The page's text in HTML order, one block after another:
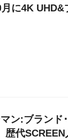
に4K UHD&
ン:ブランド
歴代SCREEN